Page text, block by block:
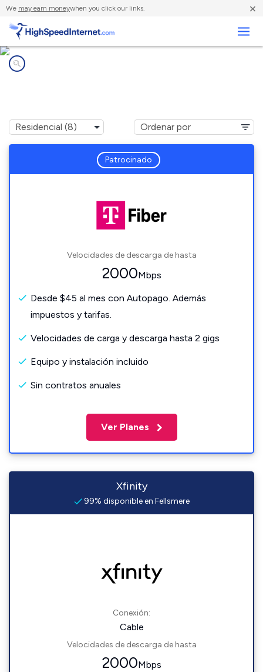
We may earn moneywhen you click our links. ×
Patrocinado
Velocidades de descarga de hasta
2000Mbps
Desde $45 al mes con Autopago. Además
impuestos y tarifas.
Velocidades de carga y descarga hasta 2 gigs
Equipo y instalación incluido
Sin contratos anuales
Ver Planes
Xfinity
99% disponible en Fellsmere
Conexión:
Cable
Velocidades de descarga de hasta
2000Mbps